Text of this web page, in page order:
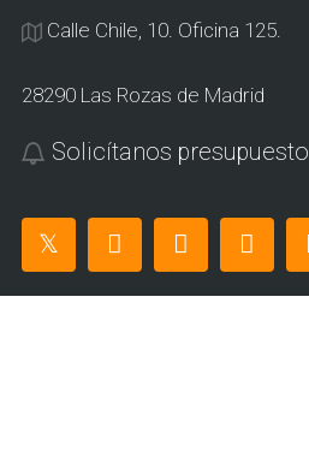
Calle Chile, 10. Oficina 125.
28290 Las Rozas de Madrid
Solicítanos presupuesto